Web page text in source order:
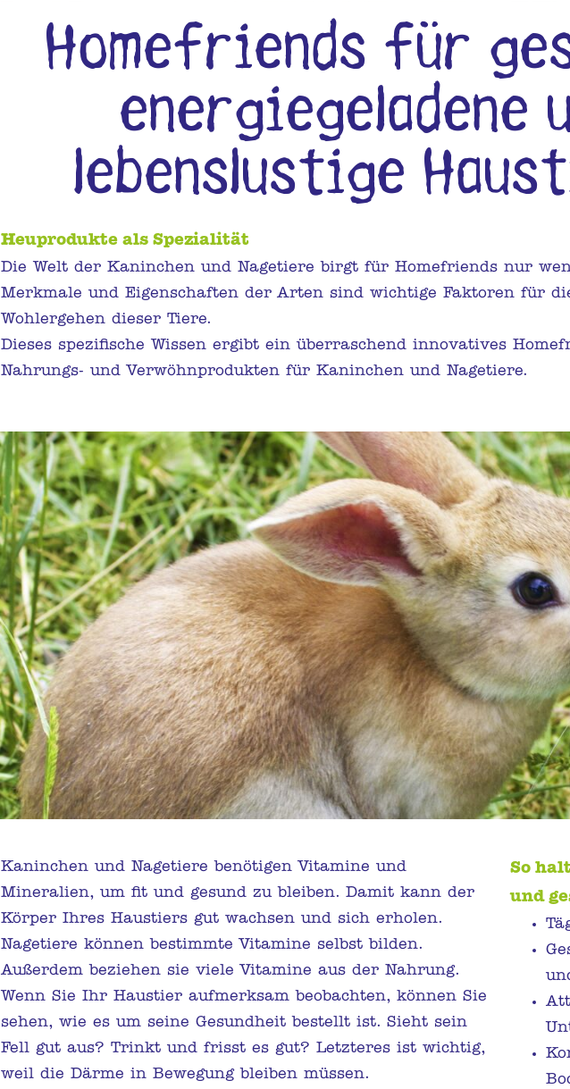
Homefriends für
energiegeladene
lebenslustige
Heuprodukte als Spezialität
Die Welt der Kaninchen und Nagetiere birgt für Homefriends nur
Merkmale und Eigenschaften der Arten sind wichtige Faktoren für
Wohlergehen dieser Tiere.
Dieses spezifische Wissen ergibt ein überraschend innovatives
Nahrungs- und Verwöhnprodukten für Kaninchen und Nagetiere.
Kaninchen und Nagetiere benötigen Vitamine und
Mineralien, um fit und gesund zu bleiben. Damit kann der
Körper Ihres Haustiers gut wachsen und sich erholen.
Nagetiere können bestimmte Vitamine selbst bilden.
Außerdem beziehen sie viele Vitamine aus der Nahrung.
Wenn Sie Ihr Haustier aufmerksam beobachten, können Sie
sehen, wie es um seine Gesundheit bestellt ist. Sieht sein
Fell gut aus? Trinkt und frisst es gut? Letzteres ist wichtig,
weil die Därme in Bewegung bleiben müssen.
So
und